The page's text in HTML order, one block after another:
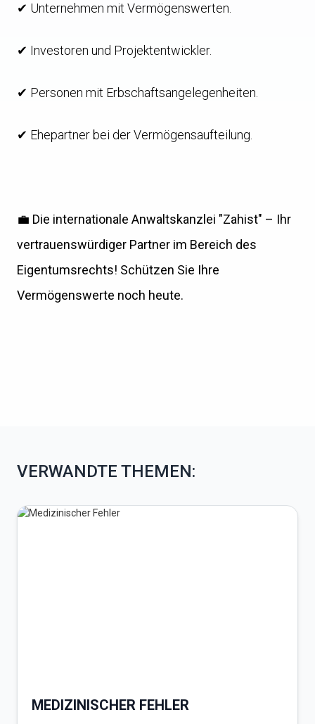
✔ Unternehmen mit Vermögenswerten.
✔ Investoren und Projektentwickler.
✔ Personen mit Erbschaftsangelegenheiten.
✔ Ehepartner bei der Vermögensaufteilung.
💼 Die internationale Anwaltskanzlei "Zahist" – Ihr
vertrauenswürdiger Partner im Bereich des
Eigentumsrechts! Schützen Sie Ihre
Vermögenswerte noch heute.
VERWANDTE THEMEN:
MEDIZINISCHER FEHLER